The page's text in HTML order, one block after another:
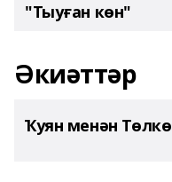
"Тыуған көн"
Әкиәттәр
Ҡуян менән Төлкө